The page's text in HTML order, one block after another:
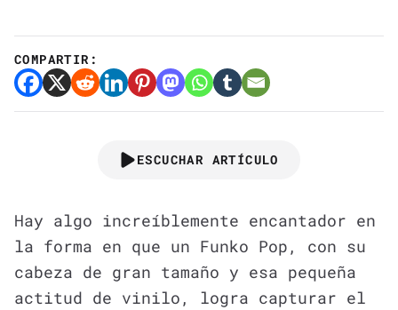
COMPARTIR:
ESCUCHAR ARTÍCULO
Hay algo increíblemente encantador en
la forma en que un Funko Pop, con su
cabeza de gran tamaño y esa pequeña
actitud de vinilo, logra capturar el